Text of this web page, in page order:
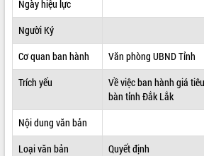
SỞ, BAN, NGÀNH
UBND CÁC XÃ, PHƯỜNG
THÔNG TIN CHỈ ĐẠO ĐIỀU HÀNH
HỆ THỐNG VĂN BẢN
VĂN BẢN HĐND TỈNH
ĐIỂM TIN VĂN BẢN
Ngày hiệu lực
Người Ký
Cơ quan ban hành
Văn phòng UBND Tỉnh
Trích yếu
Về việc ban hành giá
bàn tỉnh Đắk Lắk
Nội dung văn bản
Loại văn bản
Quyết định